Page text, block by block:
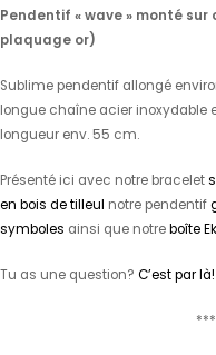
Pendentif « wave » monté
plaquage or)
Sublime pendentif allongé
longue chaîne acier inoxydable
longueur env. 55 cm.
Présenté ici avec notre bracelet
en bois de tilleul notre pendentif
symboles ainsi que notreboîte
Tu as une question? C’est par là!